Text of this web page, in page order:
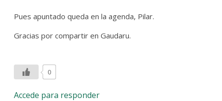
Pues apuntado queda en la agenda, Pilar.
Gracias por compartir en Gaudaru.
0
Accede para responder